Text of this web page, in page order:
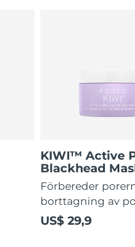
KIWI™ Active
Blackhead
Förbereder
borttagning av
US$ 29,9